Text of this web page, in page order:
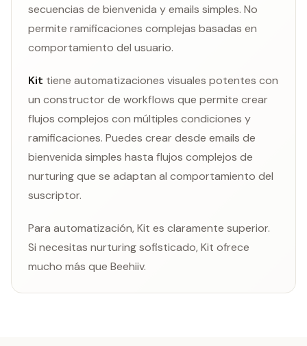
secuencias de bienvenida y emails simples. No
permite ramificaciones complejas basadas en
comportamiento del usuario.
Kit tiene automatizaciones visuales potentes con
un constructor de workflows que permite crear
flujos complejos con múltiples condiciones y
ramificaciones. Puedes crear desde emails de
bienvenida simples hasta flujos complejos de
nurturing que se adaptan al comportamiento del
suscriptor.
Para automatización, Kit es claramente superior.
Si necesitas nurturing sofisticado, Kit ofrece
mucho más que Beehiiv.